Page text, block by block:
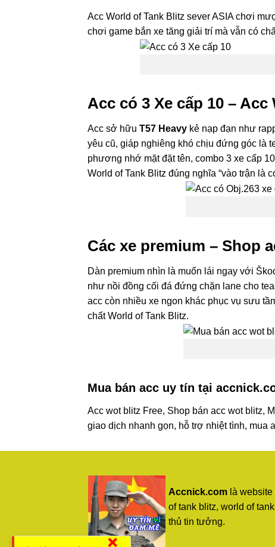
Acc World of Tank Blitz sever ASIA chơi
chơi game bắn xe tăng giải trí mà vẫn có
Acc có 3 Xe cấp 10 –
Acc sở hữu T57 Heavy kẻ nạp đạn như
yêu cũ, giáp nghiêng khó chịu đứng góc là
phương nhớ mặt đặt tên, combo 3 xe cấp
World of Tank Blitz đúng nghĩa “vào trận là
Các xe premium – Shop
Dàn premium nhìn là muốn lái ngay với
như nồi đồng cối đá đứng chặn lane cho
acc còn nhiều xe ngon khác phục vụ sưu
chất World of Tank Blitz.
Mua bán acc uy tín tại
Acc wot blitz Free, Shop bán acc wot blitz,
giao dịch nhanh gọn, hỗ trợ nhiệt tình, mua
Accnick.com là
of tank blitz, world of
thủ tin tưởng.
×